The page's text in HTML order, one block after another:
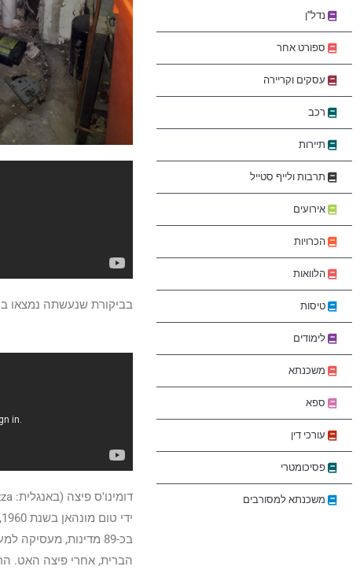
נדל"ן
ספורט אחר
עסקים וקריירה
רכב
תיירות
תרבות ולייף סטייל
אירועים
הכרויות
הלוואות
טיסות
לימודים
משכנתא
ספא
עורכי דין
פסיכומטרי
משכנתא למסורבים
בביקורת שנעשתה נמצאו
הברית, אחרי פיצה האט.